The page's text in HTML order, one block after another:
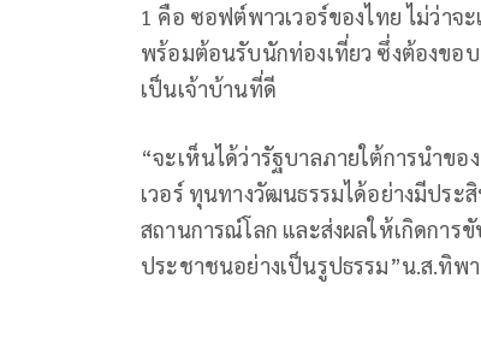
1 คือ ซอฟต์พาวเวอร์ของไทย ไม่ว่า
พร้อมต้อนรับนักท่องเที่ยว ซึ่งต้องข
เป็นเจ้าบ้านที่ดี
“จะเห็นได้ว่ารัฐบาลภายใต้การนำข
เวอร์ ทุนทางวัฒนธรรมได้อย่างมีปร
สถานการณ์โลก และส่งผลให้เกิดกา
ประชาชนอย่างเป็นรูปธรรม”น.ส.ทิพ